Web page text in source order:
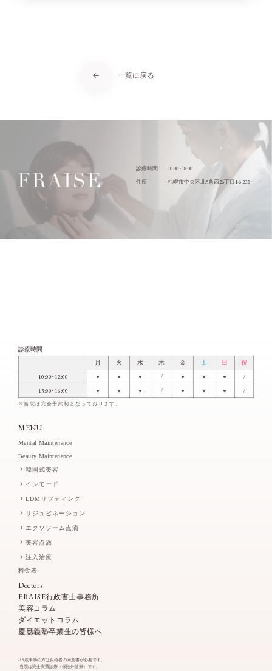
一覧に戻る
診療時間 10:00~18:00
住所 札幌市中央区北5条西26丁目 1-6 202
診療時間
月
火 水 木 金 土 日 祝
10:00~12:00 ● ● ● / ● ● ● /
13:00~16:00 ● ● ● / ● ● ● /
※当院は完全予約制となっております。
MENU
Mental Maintenance
Beauty Maintenance
韓国式美容
インモード
LDMリフティング
リジュビネーション
エクソソーム点滴
美容点滴
注入治療
料金表
Doctors
FRAISE行政書士事務所
美容コラム
ダイエットコラム
慶應義塾卒業生の皆様へ
-18歳未満の方は親権者の同意書が必要です。
-当院は完全実費診療（保険外診療）です。